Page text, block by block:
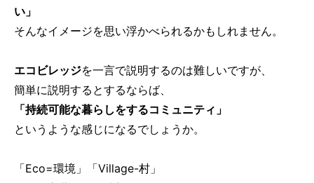
い」
そんなイメージを思い浮かべられるかもしれません。
エコビレッジを一言で説明するのは難しいですが、
簡単に説明するとするならば、
「持続可能な暮らしをするコミュニティ」
というような感じになるでしょうか。
「Eco=環境」「Village-村」